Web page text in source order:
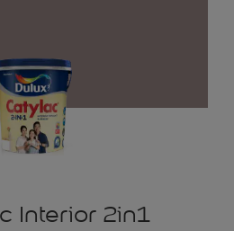
Interior 2in1